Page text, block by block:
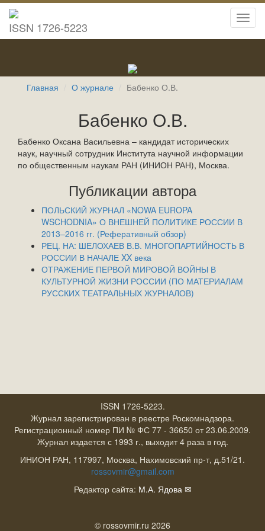
ISSN 1726-5223
Главная О журнале Бабенко О.В.
Бабенко О.В.
Бабенко Оксана Васильевна – кандидат исторических
наук, научный сотрудник Института научной информации
по общественным наукам РАН (ИНИОН РАН), Москва.
Публикации автора
ПОЛЬСКИЙ ЖУРНАЛ «NOWA EUROPA
WSCHODNIA» О ВНЕШНЕЙ ПОЛИТИКЕ РОССИИ В
2013–2016 гг. (Реферативный обзор)
РЕЦ. НА: ШЕЛОХАЕВ В.В. МНОГОПАРТИЙНОСТЬ В
РОССИИ В НАЧАЛЕ XX века
ОТРАЖЕНИЕ ПЕРВОЙ МИРОВОЙ ВОЙНЫ В
КУЛЬТУРНОЙ ЖИЗНИ РОССИИ (ПО МАТЕРИАЛАМ
РУССКИХ ТЕАТРАЛЬНЫХ ЖУРНАЛОВ)
ISSN 1726-5223.
Журнал зарегистрирован в реестре Роскомнадзора.
Регистрационный номер ПИ № ФС 77 - 36650 от 23.06.2009.
Журнал издается с 1993 г., выходит 4 раза в год.
ИНИОН РАН, 117997, Москва, Нахимовский пр-т, д.51/21.
rossovmir@gmail.com
Редактор сайта: М.А. Ядова ✉
© rossovmir.ru 2026